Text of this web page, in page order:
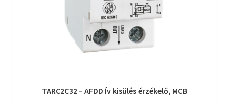
TARC2C32 – AFDD Ív kisülés érzékelő, MCB